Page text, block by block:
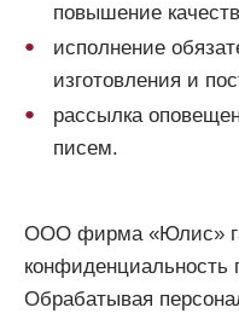
повышение
исполнение
изготовления и
рассылка
писем.
ООО фирма «Юлис»
Обрабатывая